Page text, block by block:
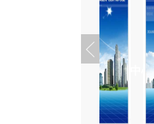
产品中心